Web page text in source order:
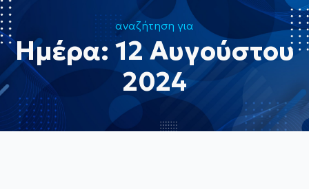
αναζήτηση για
Ημέρα:12 Αυγούστου
2024